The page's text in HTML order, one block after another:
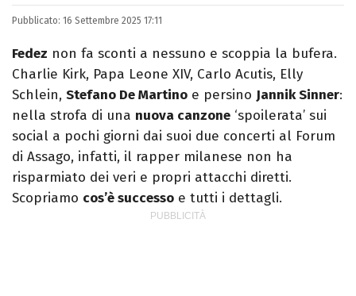
Laurea in Lettere, smania di viaggi e
Pixar).
Pubblicato: 16 Settembre 2025 17:11
Fedez non fa sconti a nessuno e scoppia la bufera.
Charlie Kirk, Papa Leone XIV, Carlo Acutis, Elly
Schlein, Stefano De Martino e persino Jannik Sinner:
nella strofa di una nuova canzone ‘spoilerata’ sui
social a pochi giorni dai suoi due concerti al Forum
di Assago, infatti, il rapper milanese non ha
risparmiato dei veri e propri attacchi diretti.
Scopriamo cos’è successo e tutti i dettagli.